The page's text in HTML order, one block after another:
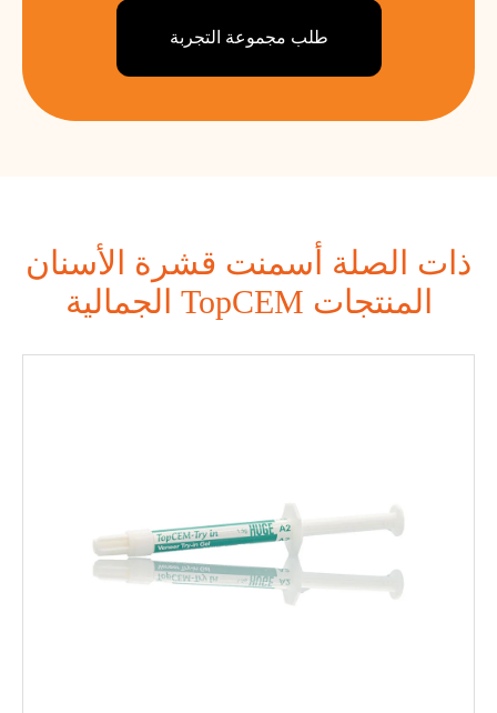
طلب مجموعة التجربة
ذات الصلة أسمنت قشرة الأسنان
الجمالية TopCEM المنتجات